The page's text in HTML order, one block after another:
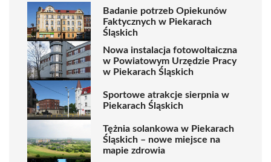
Badanie potrzeb Opiekunów
Faktycznych w Piekarach
Śląskich
Nowa instalacja fotowoltaiczna
w Powiatowym Urzędzie Pracy
w Piekarach Śląskich
Sportowe atrakcje sierpnia w
Piekarach Śląskich
Tężnia solankowa w Piekarach
Śląskich – nowe miejsce na
mapie zdrowia